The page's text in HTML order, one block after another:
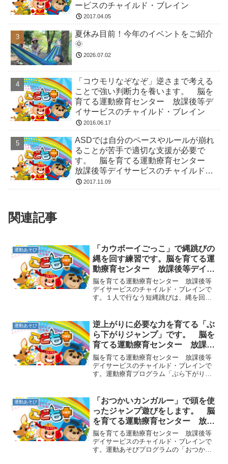
ービスのチャイルド・ブレイン
2017.04.05
夏休み目前！今年のイベントをご紹介
🌞
2026.07.02
「コウモリなぞなぞ」逆さまで考える
ことで強い判断力を養います。 脳を
育てる運動療育センター 放課後等デ
イサービスのチャイルド・ブレイン
2016.06.17
ASDでは自分のペースやルールが崩れ
ることが苦手で適切な支援が必要で
す。 脳を育てる運動療育センター
放課後等デイサービスのチャイルド・
ブレイン
2017.11.09
関連記事
運動あそび
「カウボーイごっこ」で縄跳びの
縄を回す練習です。脳を育てる運
動療育センター 放課後等デイサ
ービスのチャイルド・ブレイン
脳を育てる運動療育センター 放課後等
デイサービスのチャイルド・ブレインで
す。１人で行なう短縄跳びは、縄を回す
とって難しい動きです。そこで、縄を回
す動きと跳ぶ動きを別々に...
運動あそび
逆上がりに必要な力を育てる「ぶ
ら下がりジャンプ」です。 脳を
育てる運動療育センター 放課後
等デイサービスのチャイルド・ブ
レイン
脳を育てる運動療育センター 放課後等
デイサービスのチャイルド・ブレインで
す。運動療育プログラム「ぶら下がりジ
を置いておきます。そして、手前のフー
プの中に入って鉄棒につか...
運動あそび
「おつかいカンガルー」で頭を使
ったジャンプ遊びをします。 脳
を育てる運動療育センター 放課
後等デイサービスのチャイルド・
ブレイン
脳を育てる運動療育センター 放課後等
デイサービスのチャイルド・ブレインで
す。運動あそびプログラムの「おつかい